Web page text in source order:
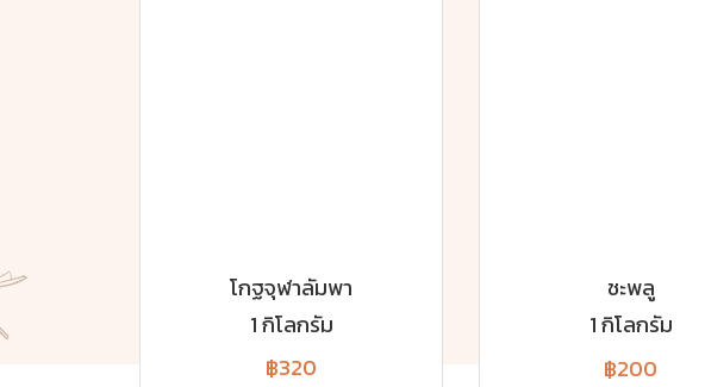
โกฐจุฬาลัมพา
1 กิโลกรัม
฿320
ชะพลู
1 กิโลกรัม
฿200